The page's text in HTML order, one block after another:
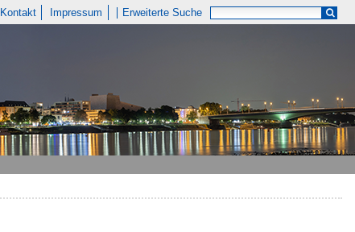
Kontakt Impressum Erweiterte Suche